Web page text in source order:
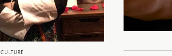
CULTURE